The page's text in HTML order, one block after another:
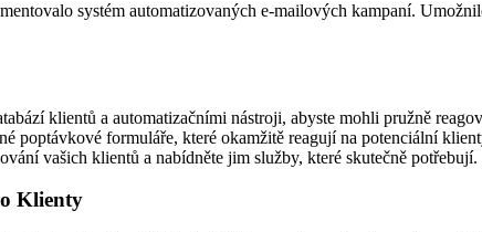
systém automatizovaných e-mailových kampaní.
klientů a automatizačními nástroji, abyste mohli pružně
poptávkové formuláře, které okamžitě reagují na potenciální
vašich klientů a nabídněte jim služby, které skutečně potřebují.
Klienty